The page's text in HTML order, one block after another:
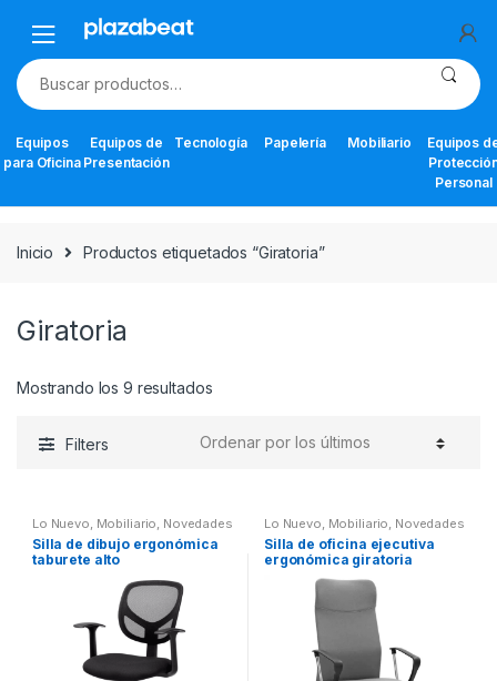
navigation
content
Buscar
por:
Equipos
para Oficina
Equipos de
Presentación
Tecnología Papelería Mobiliario
Equipos
Personal
Inicio Productos etiquetados “Giratoria”
Giratoria
Mostrando los 9 resultadosOrdenado
los
Filters
Lo Nuevo, Mobiliario, Novedades
Silla de dibujo ergonómica
taburete alto
Lo Nuevo, Mobiliario, Novedades
Silla de oficina ejecutiva
ergonómica giratoria